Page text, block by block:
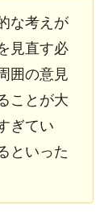
な考えが
見直す必
囲の意見
ことが大
ぎてい
といった